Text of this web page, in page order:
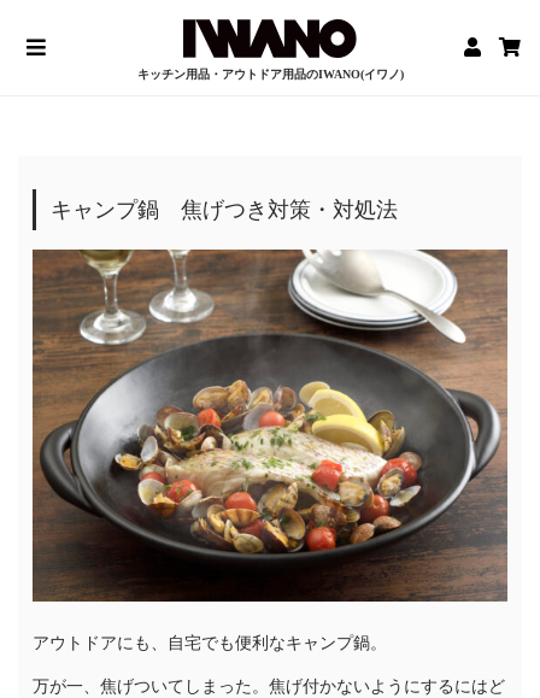
キッチン用品・アウトドア用品のIWANO(イワノ)
キャンプ鍋 焦げつき対策・対処法
アウトドアにも、自宅でも便利なキャンプ鍋。
万が一、焦げついてしまった。焦げ付かないようにするにはど